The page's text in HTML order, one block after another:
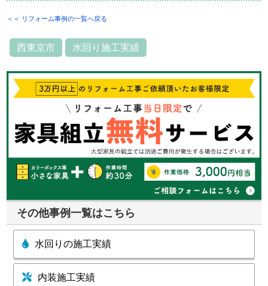
＜＜ リフォーム事例の一覧へ戻る
西東京市 水回り施工実績
その他事例一覧はこちら
水回りの施工実績
内装施工実績